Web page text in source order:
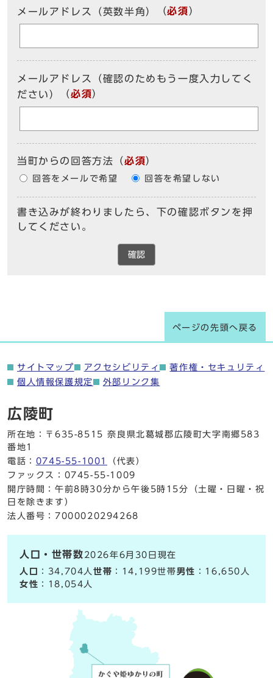
メールアドレス（英数半角） （必須）
メールアドレス（確認のためもう一度入力してく
ださい）
（必須）
当町からの回答方法 （必須）
回答をメールで希望 回答を希望しない
書き込みが終わりましたら、下の確認ボタンを押
してください。
確認
ページの先頭へ戻る
サイトマップ アクセシビリティ
著作権・セキュリティ
個人情報保護規定
外部リンク集
広陵町
所在地：〒635-8515 奈良県北葛城郡広陵町大字南郷583
番地1
電話： 0745-55-1001
（代表）
ファックス：0745-55-1009
開庁時間：午前8時30分から午後5時15分（土曜・日曜・祝
日を除きます）
法人番号：7000020294268
人口・世帯数 2026年6月30日現在
人口
：34,704人世帯 ：14,199世帯男性 ：16,650人
女性 ：18,054人